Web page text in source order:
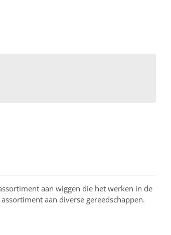
aan wiggen die het werken in de
aan diverse gereedschappen.